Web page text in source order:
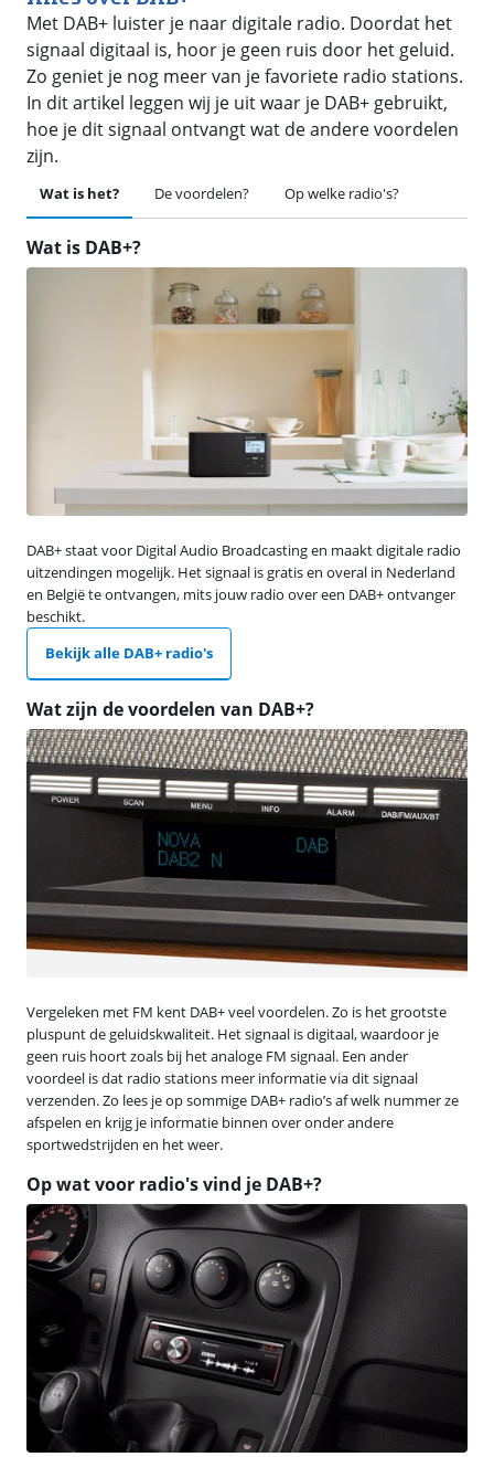
Met DAB+ luister je naar digitale radio. Doordat het
signaal digitaal is, hoor je geen ruis door het geluid.
Zo geniet je nog meer van je favoriete radio stations.
In dit artikel leggen wij je uit waar je DAB+ gebruikt,
hoe je dit signaal ontvangt wat de andere voordelen
zijn.
Wat is het? De voordelen? Op welke radio's?
Wat is DAB+?
DAB+ staat voor Digital Audio Broadcasting en maakt digitale radio
uitzendingen mogelijk. Het signaal is gratis en overal in Nederland
en België te ontvangen, mits jouw radio over een DAB+ ontvanger
beschikt.
Bekijk alle DAB+ radio's
Wat zijn de voordelen van DAB+?
Vergeleken met FM kent DAB+ veel voordelen. Zo is het grootste
pluspunt de geluidskwaliteit. Het signaal is digitaal, waardoor je
geen ruis hoort zoals bij het analoge FM signaal. Een ander
voordeel is dat radio stations meer informatie via dit signaal
verzenden. Zo lees je op sommige DAB+ radio’s af welk nummer ze
afspelen en krijg je informatie binnen over onder andere
sportwedstrijden en het weer.
Op wat voor radio's vind je DAB+?